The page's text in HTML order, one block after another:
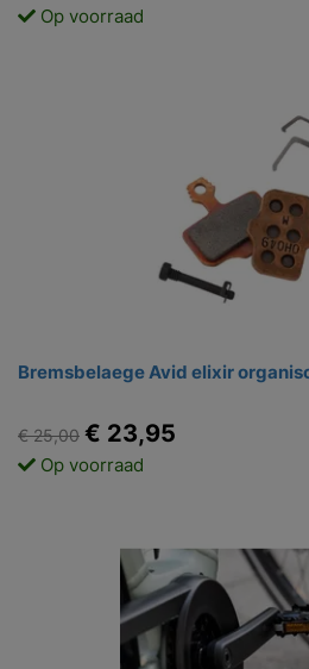
Op voorraad
Bremsbelaege Avid elixir
€ 25,00 € 23,95
Op voorraad